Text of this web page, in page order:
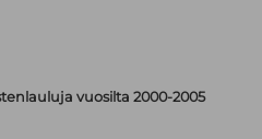
vuosilta 2000-2005